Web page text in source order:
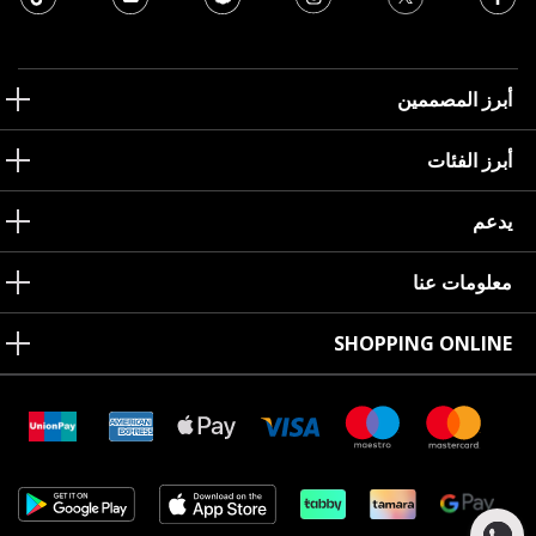
أبرز المصممين
أبرز الفئات
يدعم
معلومات عنا
SHOPPING ONLINE